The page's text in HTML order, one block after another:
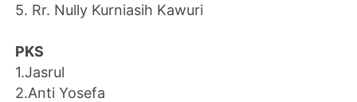
5. Rr. Nully Kurniasih Kawuri
PKS
1.Jasrul
2.Anti Yosefa